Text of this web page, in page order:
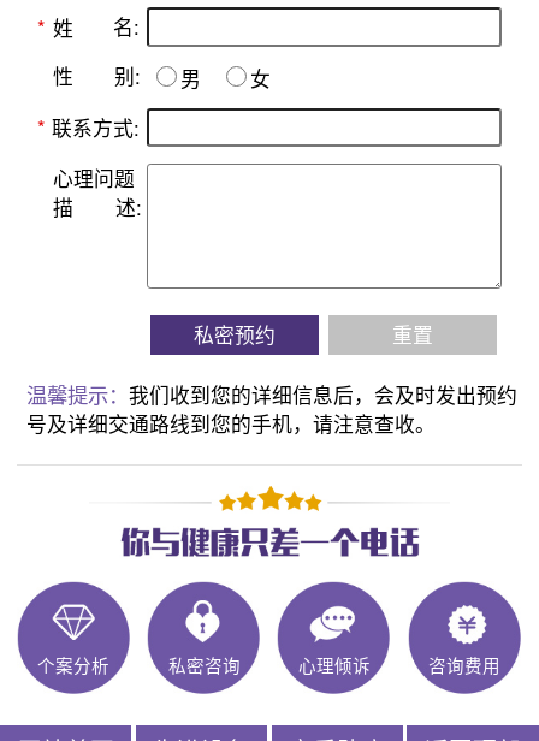
* 姓 名:
性 别: 男
女
* 联系方式:
心理问题
描
述:
私密预约 重置
温馨提示：我们收到您的详细信息后，会及时发出预约
号及详细交通路线到您的手机，请注意查收。
个案分析 私密咨询 心理倾诉 咨询费用